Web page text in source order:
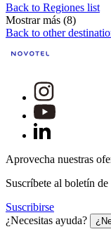
Back to Regiones list
Mostrar más (8)
Back to other
Aprovecha nuestras
Suscríbete al boletín
Suscribirse
¿Necesitas ayuda?